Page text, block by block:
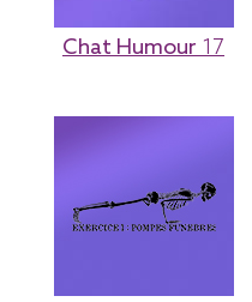
Chat Humour 17